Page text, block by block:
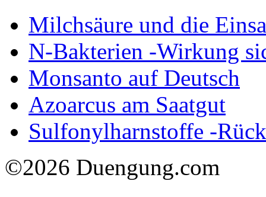
Milchsäure und die
N-Bakterien -Wirkung
Monsanto auf Deutsch
Azoarcus am Saatgut
Sulfonylharnstoffe -
©2026 Duengung.com